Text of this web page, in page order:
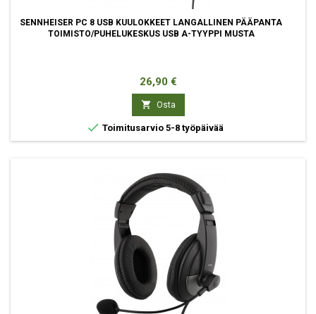
SENNHEISER PC 8 USB KUULOKKEET LANGALLINEN PÄÄPANTA
TOIMISTO/PUHELUKESKUS USB A-TYYPPI MUSTA
Hinta
26,90 €
 Osta
 Toimitusarvio 5-8 työpäivää